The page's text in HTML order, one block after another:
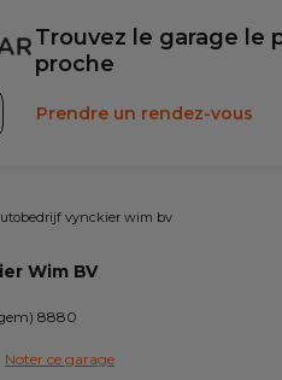
Trouvez le garage le
proche
Prendre un rendez-vous
vynckier wim bv
Wim BV
8880
Noter ce garage